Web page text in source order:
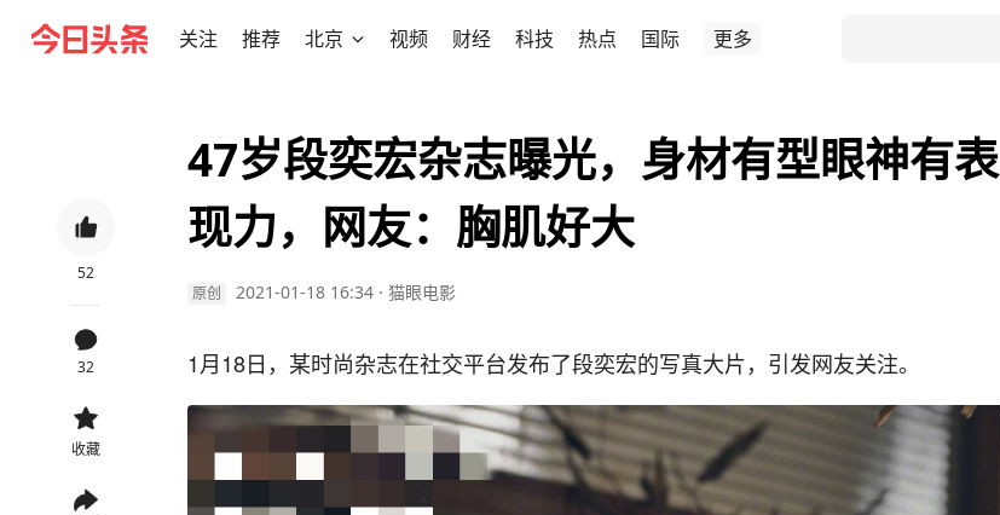
关注 推荐 北京 视频 财经 科技 热点 国际 更多
52
32
收藏
47岁段奕宏杂志曝光，身材有型眼神有表
现力，网友：胸肌好大
原创 2021-01-18 16:34 · 猫眼电影
1月18日，某时尚杂志在社交平台发布了段奕宏的写真大片，引发网友关注。